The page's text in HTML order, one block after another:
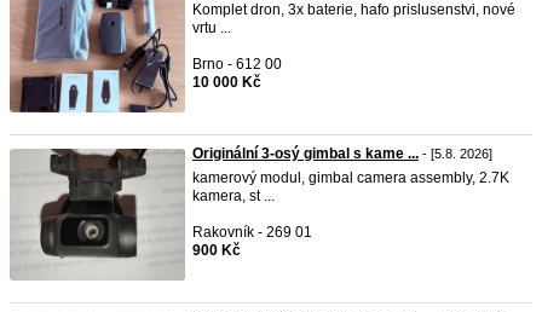
Komplet dron, 3x baterie, hafo prislusenstvi, nové
vrtu ...
Brno - 612 00
10 000 Kč
Originální 3-osý gimbal s kame ... - [5.8. 2026]
kamerový modul, gimbal camera assembly, 2.7K
kamera, st ...
Rakovník - 269 01
900 Kč